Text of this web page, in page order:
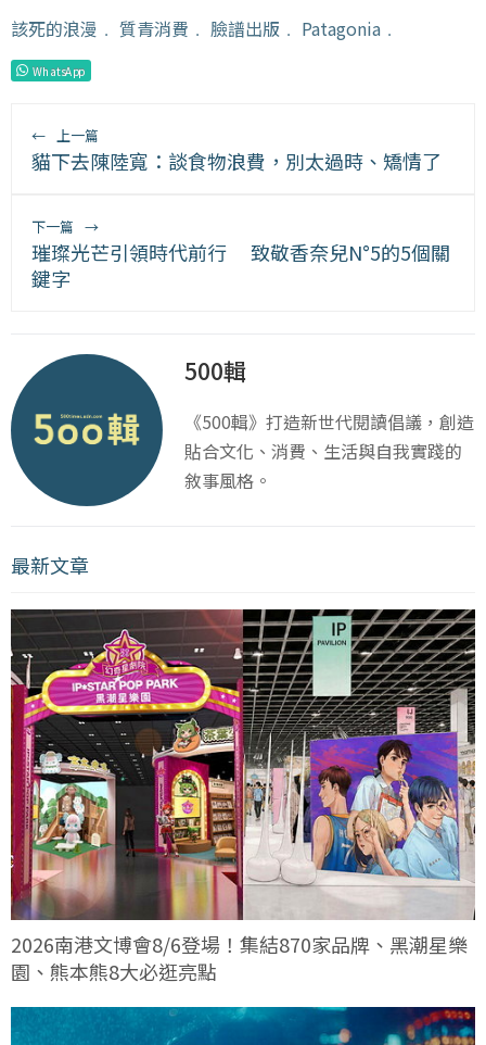
該死的浪漫 ﹒ 質青消費 ﹒ 臉譜出版 ﹒ Patagonia ﹒
WhatsApp
← 上一篇
貓下去陳陸寬：談食物浪費，別太過時、矯情了
下一篇 →
璀璨光芒引領時代前行 致敬香奈兒N°5的5個關
鍵字
500輯
《500輯》打造新世代閱讀倡議，創造
貼合文化、消費、生活與自我實踐的
敘事風格。
最新文章
2026南港文博會8/6登場！集結870家品牌、黑潮星樂
園、熊本熊8大必逛亮點